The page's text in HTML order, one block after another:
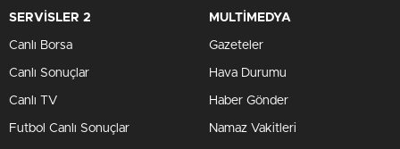
SERVİSLER 2
Canlı Borsa
Canlı Sonuçlar
Canlı TV
Futbol Canlı Sonuçlar
MULTİMEDYA
Gazeteler
Hava Durumu
Haber Gönder
Namaz Vakitleri